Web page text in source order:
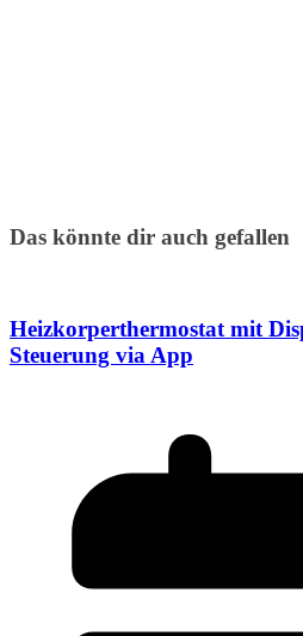
Das könnte dir auch gefallen
Heizkorperthermostat mit
Steuerung via App